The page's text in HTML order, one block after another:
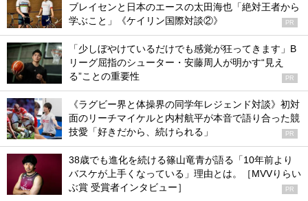
ブレイセンと日本のエースの太田海也「絶対王者から
学ぶこと」《ケイリン国際対談②》
PR
「少しぼやけているだけでも感覚が狂ってきます」B
リーグ屈指のシューター・安藤周人が明かす“見え
る”ことの重要性
PR
《ラグビー界と体操界の同学年レジェンド対談》初対
面のリーチマイケルと内村航平が本音で語り合った競
技愛「好きだから、続けられる」
PR
38歳でも進化を続ける篠山竜青が語る「10年前より
バスケが上手くなっている」理由とは。［MVVりらい
ぶ賞 受賞者インタビュー］
PR